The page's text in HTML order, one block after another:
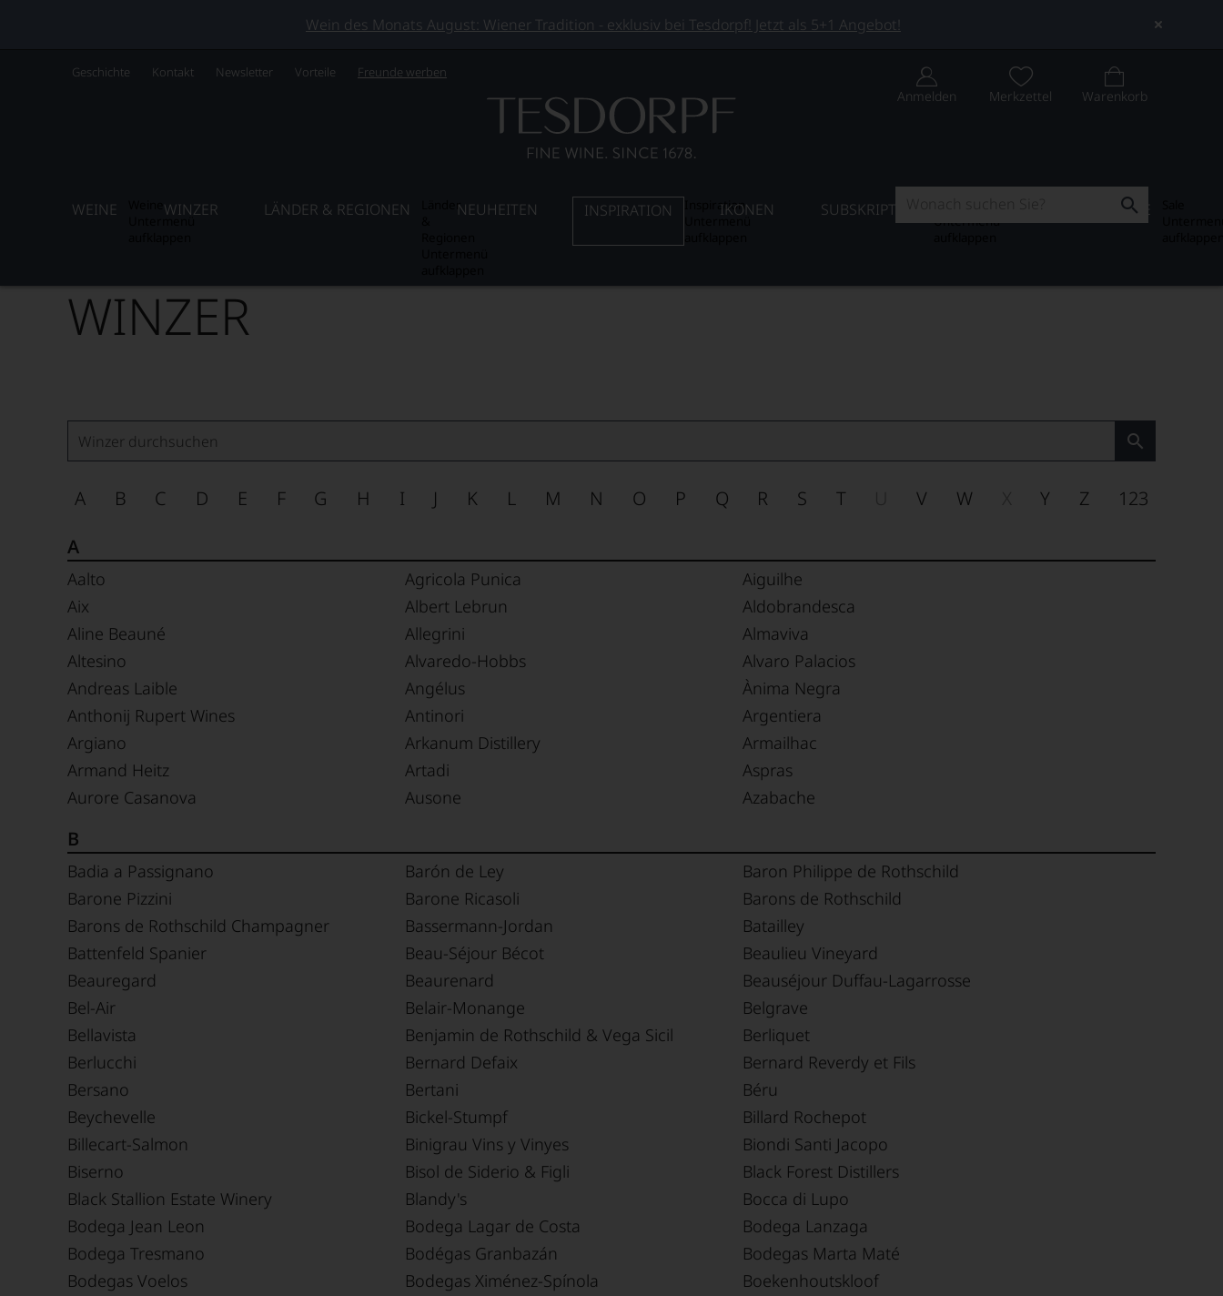
Wein des Monats August: Wiener Tradition - exklusiv bei Tesdorpf! Jetzt als 5+1 Angebot!
Geschichte Kontakt Newsletter Vorteile Freunde werben
Anmelden Merkzettel Warenkorb
WEINE WINZER LÄNDER & REGIONEN
LänderNEUHEITEN INSPIRATION
InspirationIKONEN SUBSKRIPTION
Untermenü
SALE
WINZER
A B C D E F G H I J K L M N O P Q R S T V W Y Z
123
A
Aalto Agricola Punica
Aiguilhe
Aix
Albert Lebrun
Aldobrandesca
Aline Beauné
Allegrini
Almaviva
Altesino
Alvaredo-Hobbs
Alvaro Palacios
Andreas Laible
Angélus
Ànima Negra
Anthonij Rupert Wines
Antinori
Argentiera
Argiano
Arkanum Distillery
Armailhac
Armand Heitz
Artadi
Aspras
Aurore Casanova
Ausone Azabache
B
Badia a Passignano Barón de Ley
Baron Philippe de Rothschild
Barone Pizzini
Barone Ricasoli
Barons de Rothschild
Barons de Rothschild Champagner
Bassermann-Jordan
Batailley
Battenfeld Spanier
Beau-Séjour Bécot
Beaulieu Vineyard
Beauregard
Beaurenard
Beauséjour Duffau-Lagarrosse
Bel-Air
Belair-Monange
Belgrave
Bellavista
Benjamin de Rothschild & Vega Sicil
Berliquet
Berlucchi
Bernard Defaix
Bernard Reverdy et Fils
Bersano
Bertani
Béru
Beychevelle
Bickel-Stumpf
Billard Rochepot
Billecart-Salmon
Binigrau Vins y Vinyes
Biondi Santi Jacopo
Biserno
Bisol de Siderio & Figli
Black Forest Distillers
Black Stallion Estate Winery
Blandy's
Bocca di Lupo
Bodega Jean Leon
Bodega Lagar de Costa
Bodega Lanzaga
Bodega Tresmano
Bodégas Granbazán
Bodegas Marta Maté
Bodegas Voelos
Bodegas Ximénez-Spínola
Boekenhoutskloof